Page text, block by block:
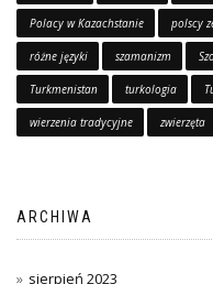
Polacy w Kazachstanie polscy
różne języki szamanizm
Turkmenistan turkologia
wierzenia tradycyjne zwierzęta
ARCHIWA
sierpień 2023